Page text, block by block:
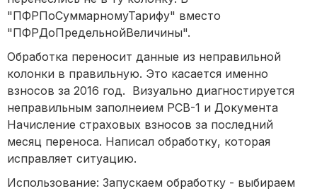
"ПФРПоСуммарномуТарифу" вместо
"ПФРДоПредельнойВеличины".
Обработка переносит данные из неправильной
колонки в правильную. Это касается именно
взносов за 2016 год. Визуально диагностируется
неправильным заполнеием РСВ-1 и Документа
Начисление страховых взносов за последний
месяц переноса. Написал обработку, которая
исправляет ситуацию.
Использование: Запускаем обработку - выбираем